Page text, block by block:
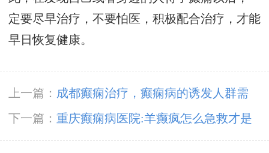
定要尽早治疗，不要怕医，积极配合治疗，才能
早日恢复健康。
上一篇： 成都癫痫治疗，癫痫病的诱发人群需
知?
下一篇： 重庆癫痫病医院:羊癫疯怎么急救才是
正确的呢?